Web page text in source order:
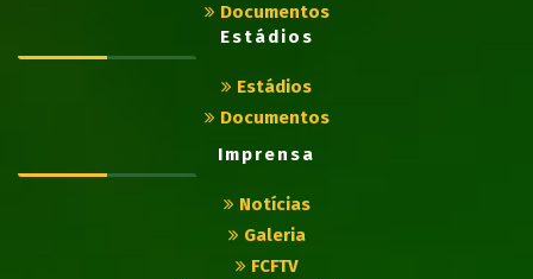
Documentos
Estádios
Estádios
Documentos
Imprensa
Notícias
Galeria
FCFTV